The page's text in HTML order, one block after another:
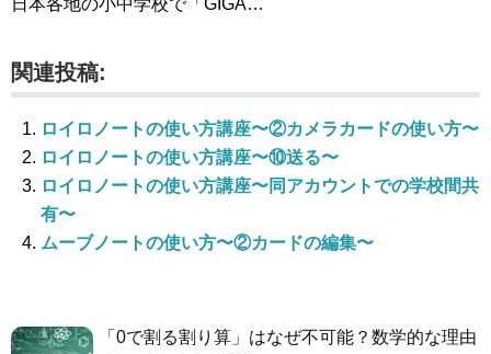
関連投稿:
ロイロノートの使い方講座〜②カメラカードの使い方〜
ロイロノートの使い方講座〜⑩送る〜
ロイロノートの使い方講座〜同アカウントでの学校間共
有〜
ムーブノートの使い方〜②カードの編集〜
「0で割る割り算」はなぜ不可能？数学的な理由